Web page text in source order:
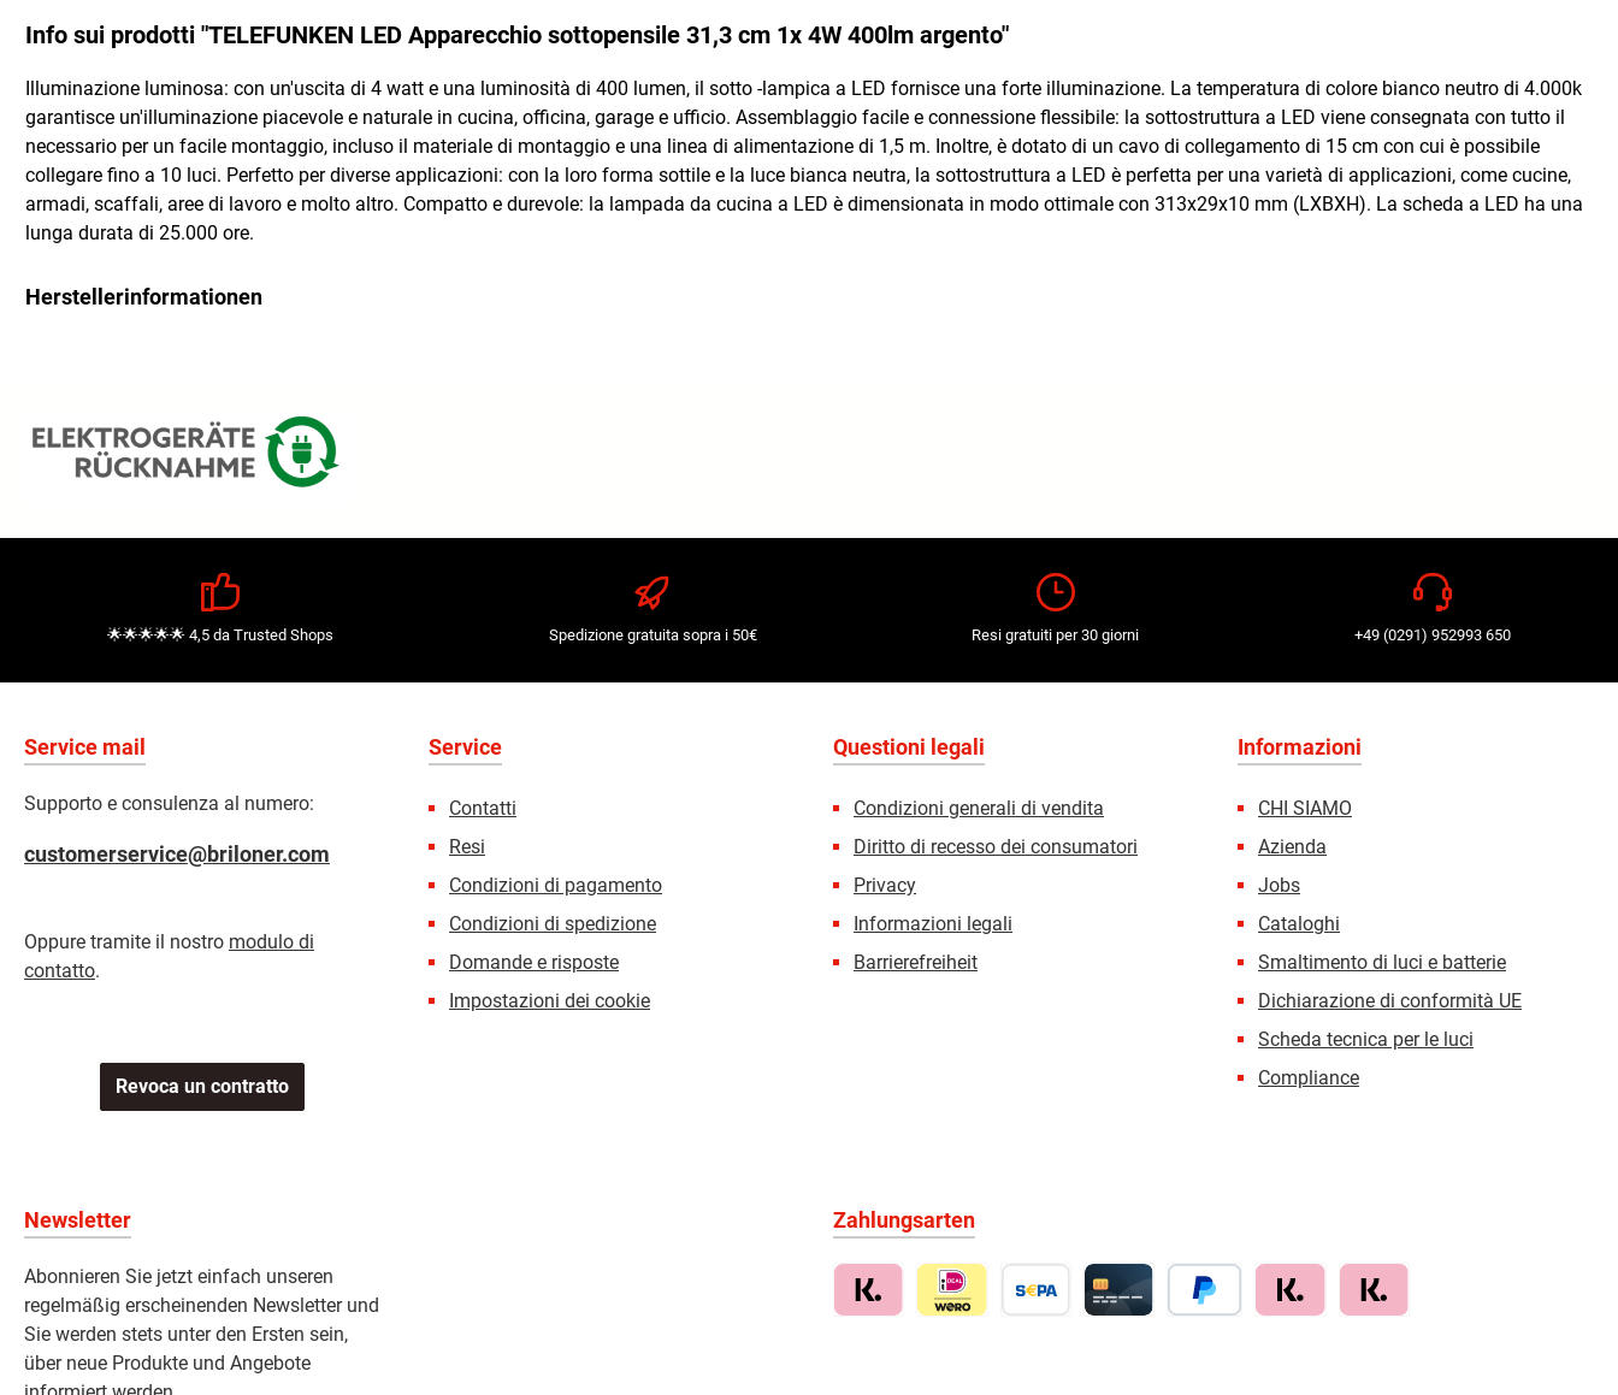
Info sui prodotti "TELEFUNKEN LED Apparecchio sottopensile 31,3 cm 1x 4W 400lm argento"
Illuminazione luminosa: con un'uscita di 4 watt e una luminosità di 400 lumen, il sotto -lampica a LED fornisce una forte illuminazione. La temperatura di colore bianco neutro di 4.000k
garantisce un'illuminazione piacevole e naturale in cucina, officina, garage e ufficio. Assemblaggio facile e connessione flessibile: la sottostruttura a LED viene consegnata con tutto il
necessario per un facile montaggio, incluso il materiale di montaggio e una linea di alimentazione di 1,5 m. Inoltre, è dotato di un cavo di collegamento di 15 cm con cui è possibile
collegare fino a 10 luci. Perfetto per diverse applicazioni: con la loro forma sottile e la luce bianca neutra, la sottostruttura a LED è perfetta per una varietà di applicazioni, come cucine,
armadi, scaffali, aree di lavoro e molto altro. Compatto e durevole: la lampada da cucina a LED è dimensionata in modo ottimale con 313x29x10 mm (LXBXH). La scheda a LED ha una
lunga durata di 25.000 ore.
Herstellerinformationen
🌟🌟🌟🌟🌟 4,5 da Trusted Shops Spedizione gratuita sopra i 50€ Resi gratuiti per 30 giorni +49 (0291) 952993 650
Service mail
Supporto e consulenza al numero:
customerservice@briloner.com
Oppure tramite il nostro modulo di
contatto.
Revoca un contratto
Service
Contatti
Resi
Condizioni di pagamento
Condizioni di spedizione
Domande e risposte
Impostazioni dei cookie
Questioni legali
Condizioni generali di vendita
Diritto di recesso dei consumatori
Privacy
Informazioni legali
Barrierefreiheit
Informazioni
CHI SIAMO
Azienda
Jobs
Cataloghi
Smaltimento di luci e batterie
Dichiarazione di conformità UE
Scheda tecnica per le luci
Compliance
Newsletter
Abonnieren Sie jetzt einfach unseren
regelmäßig erscheinenden Newsletter und
Sie werden stets unter den Ersten sein,
über neue Produkte und Angebote
Zahlungsarten